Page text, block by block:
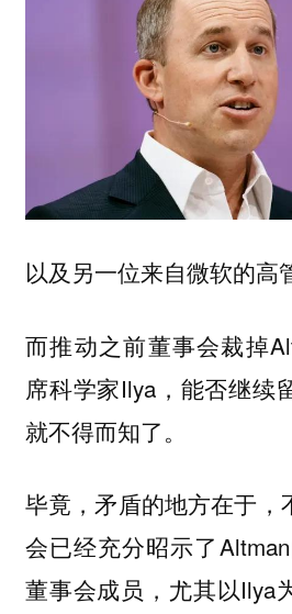
以及另一位来自微软的高
而推动之前董事会裁掉
席科学家Ilya，能否继续
就不得而知了。
毕竟，矛盾的地方在于，
会已经充分昭示了
董事会成员，尤其以Ilya